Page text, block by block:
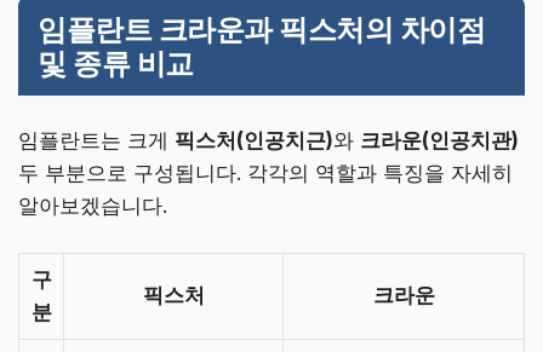
임플란트 크라운과 픽스처의 차이점
및 종류 비교
임플란트는 크게 픽스처(인공치근)와 크라운(인공치관)
두 부분으로 구성됩니다. 각각의 역할과 특징을 자세히
알아보겠습니다.
구
분
픽스처 크라운